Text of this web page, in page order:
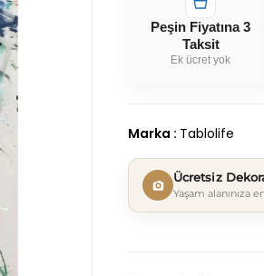
Peşin Fiyatına 3
Taksit
Ek ücret yok
Marka : Tablolife
Ücretsiz
Yaşam alanınıza